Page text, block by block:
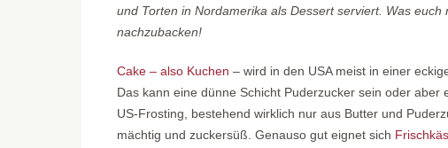
und Torten in Nordamerika als Dessert serviert. Was
nachzubacken!
Cake – also Kuchen – wird in den USA meist in einer
Das kann eine dünne Schicht Puderzucker sein oder aber
US-Frosting, bestehend wirklich nur aus Butter und
mächtig und zuckersüß. Genauso gut eignet sich